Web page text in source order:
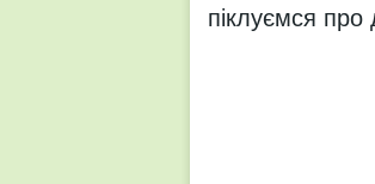
піклуємся про